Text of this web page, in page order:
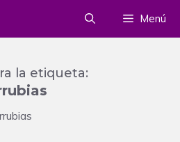
Menú
la etiqueta: